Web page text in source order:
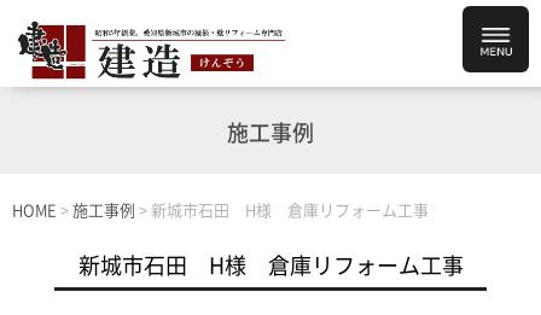
施工事例
HOME > 施工事例 > 新城市石田 H様 倉庫リフォーム工事
新城市石田 H様 倉庫リフォーム工事